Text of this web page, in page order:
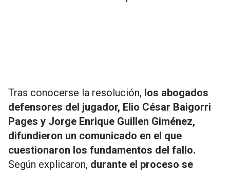
Tras conocerse la resolución, los abogados
defensores del jugador, Elio César Baigorri
Pages y Jorge Enrique Guillen Giménez,
difundieron un comunicado en el que
cuestionaron los fundamentos del fallo.
Según explicaron, durante el proceso se